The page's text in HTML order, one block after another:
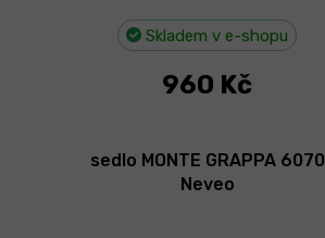
Skladem v e-shopu
960 Kč
sedlo MONTE GRAPPA 6070
Neveo